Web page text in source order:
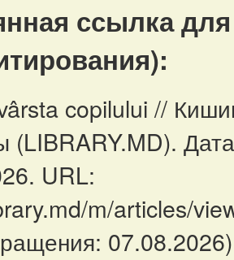
ссылка
copilului //
(LIBRARY.MD).
URL:
m/articles/